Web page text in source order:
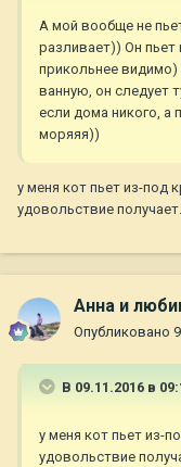
А мой вообще не
разливает)) Он пьет
прикольнее
ванную, он следует
если дома никого, а
моряяя))
у меня кот пьет из-под
удовольствие
Анна и
Опубликовано
В 09.11.2016 в
у меня кот пьет из-
удовольствие